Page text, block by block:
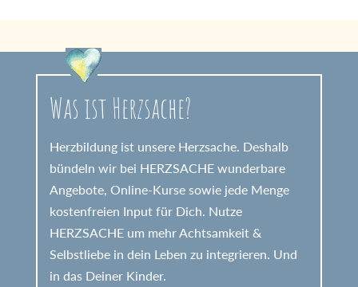
Was ist Herzsache?
Herzbildung ist unsere Herzsache. Deshalb
bündeln wir bei HERZSACHE wunderbare
Angebote, Online-Kurse sowie jede Menge
kostenfreien Input für Dich. Nutze
HERZSACHE um mehr Achtsamkeit &
Selbstliebe in dein Leben zu integrieren. Und
in das Deiner Kinder.